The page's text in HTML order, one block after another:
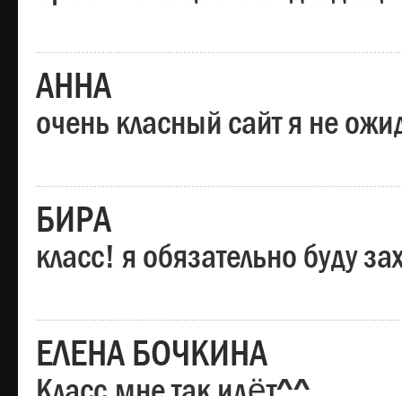
АННА
очень класный сайт я не
БИРА
класс! я обязательно буду
ЕЛЕНА БОЧКИНА